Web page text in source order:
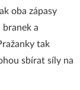
oba zápasy
a
tak
sbírat síly na